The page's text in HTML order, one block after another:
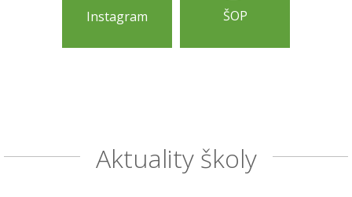
Instagram ŠOP
Aktuality školy